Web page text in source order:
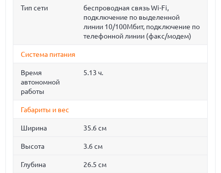
Тип сети
беспроводная связь Wi-Fi,
подключение по выделенной
линии 10/100Мбит, подключение по
телефонной линии (факс/модем)
Система питания
Время
автономной
работы
5.13 ч.
Габариты и вес
Ширина 35.6 см
Высота 3.6 см
Глубина 26.5 см